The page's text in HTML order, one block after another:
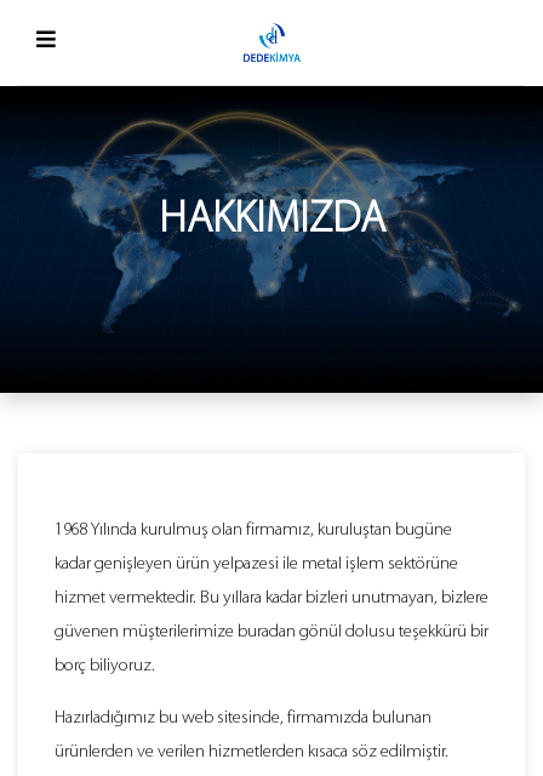
HAKKIMIZDA
1968 Yılında kurulmuş olan firmamız, kuruluştan bugüne
kadar genişleyen ürün yelpazesi ile metal işlem sektörüne
hizmet vermektedir. Bu yıllara kadar bizleri unutmayan, bizlere
güvenen müşterilerimize buradan gönül dolusu teşekkürü bir
borç biliyoruz.
Hazırladığımız bu web sitesinde, firmamızda bulunan
ürünlerden ve verilen hizmetlerden kısaca söz edilmiştir.